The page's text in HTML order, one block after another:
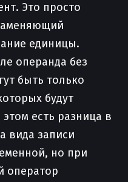
Это просто
единицы.
операнда без
быть только
будут
есть разница в
вида записи
но при
оператор